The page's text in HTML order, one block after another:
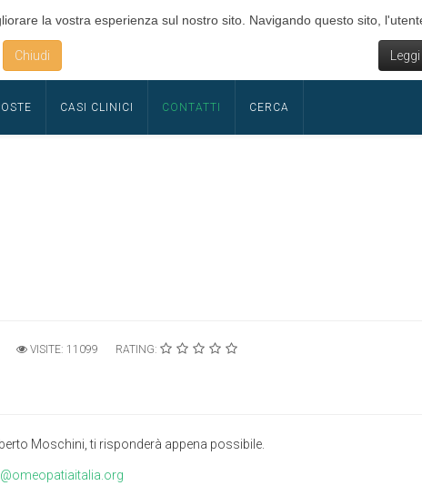
la vostra esperienza sul nostro sito. Navigando questo sito,
Chiudi Leggi
CASI CLINICI CONTATTI CERCA
VISITE: 11099 RATING:
Moschini, ti risponderà appena possibile.